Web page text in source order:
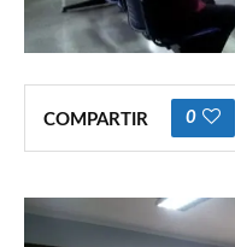
COMPARTIR 0